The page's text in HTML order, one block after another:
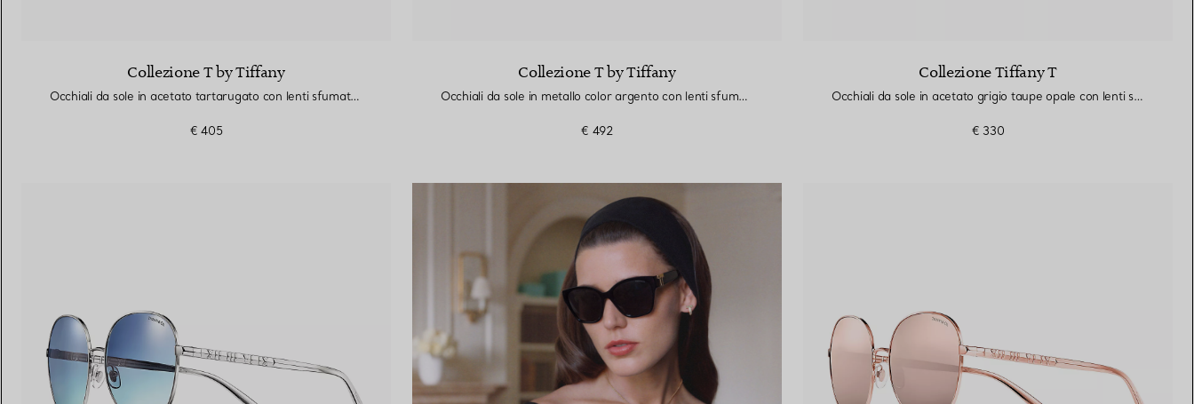
Collezione T by Tiffany
Occhiali da sole in acetato tartarugato con lenti sfumate marroni
€ 405
Collezione T by Tiffany
Occhiali da sole in metallo color argento con lenti sfumate Tiffany Blue®
€ 492
Collezione Tiffany T
Occhiali da sole in acetato grigio taupe opale con lenti sfumate grigie
€ 330